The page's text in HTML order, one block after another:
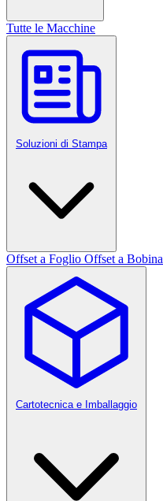
Tutte le Macchine
Soluzioni di Stampa
Offset a Foglio Offset a Bobina
Cartotecnica e Imballaggio